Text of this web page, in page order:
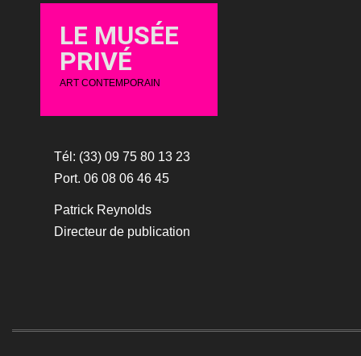
LE MUSÉE
PRIVÉ
ART CONTEMPORAIN
Tél: (33) 09 75 80 13 23
Port. 06 08 06 46 45
Patrick Reynolds
Directeur de publication